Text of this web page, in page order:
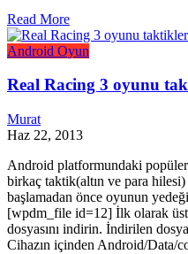
Read More
Android Oyun
Real Racing 3 oyunu
Murat
Haz 22, 2013
Android platformundaki
birkaç taktik(altın ve para
başlamadan önce oyunun
[wpdm_file id=12] İlk olarak
dosyasını indirin. İndirilen
Cihazın içinden Android/Data/